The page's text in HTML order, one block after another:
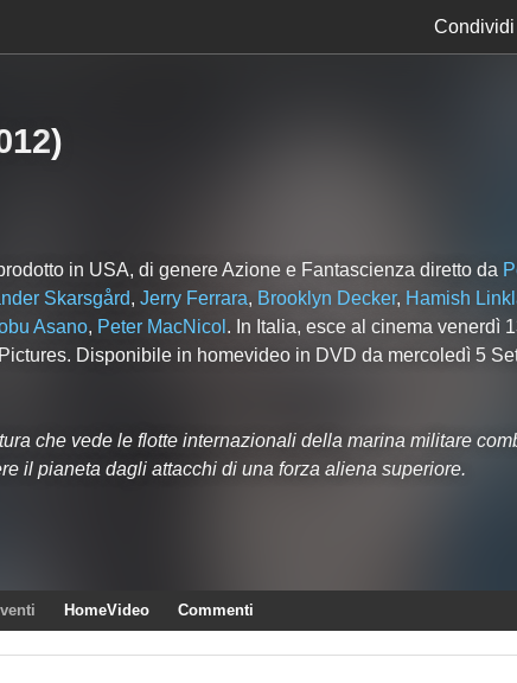
Condividi
)
in USA, di genere Azione e Fantascienza diretto da
Skarsgård, Jerry Ferrara, Brooklyn Decker, Hamish
Asano, Peter MacNicol . In Italia, esce al cinema venerdì
Disponibile in homevideo in DVD da mercoledì 5
che vede le flotte internazionali della marina militare
il pianeta dagli attacchi di una forza aliena superiore.
HomeVideo Commenti